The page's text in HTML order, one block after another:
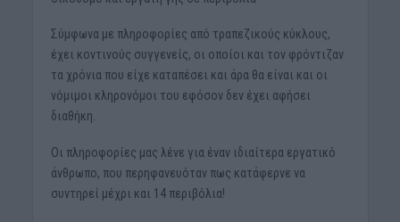
Σύμφωνα με πληροφορίες από τραπεζικούς κύκλους,
έχει κοντινούς συγγενείς, οι οποίοι και τον φρόντιζαν
τα χρόνια που είχε καταπέσει και άρα θα είναι και οι
νόμιμοι κληρονόμοι του εφόσον δεν έχει αφήσει
διαθήκη.
Οι πληροφορίες μας λένε για έναν ιδιαίτερα εργατικό
άνθρωπο, που περηφανευόταν πως κατάφερνε να
συντηρεί μέχρι και 14 περιβόλια!